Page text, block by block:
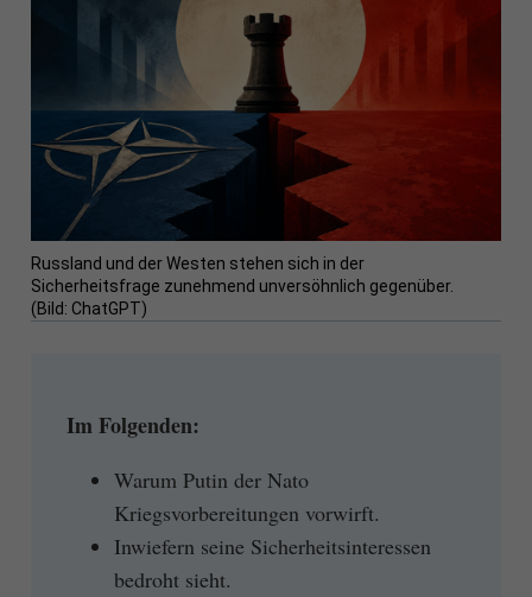
Russland und der Westen stehen sich in der
Sicherheitsfrage zunehmend unversöhnlich gegenüber.
(Bild: ChatGPT)
Im Folgenden:
Warum Putin der Nato
Kriegsvorbereitungen vorwirft.
Inwiefern seine Sicherheitsinteressen
bedroht sieht.